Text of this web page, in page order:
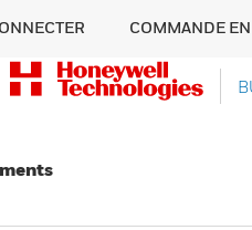
COMMANDE EN